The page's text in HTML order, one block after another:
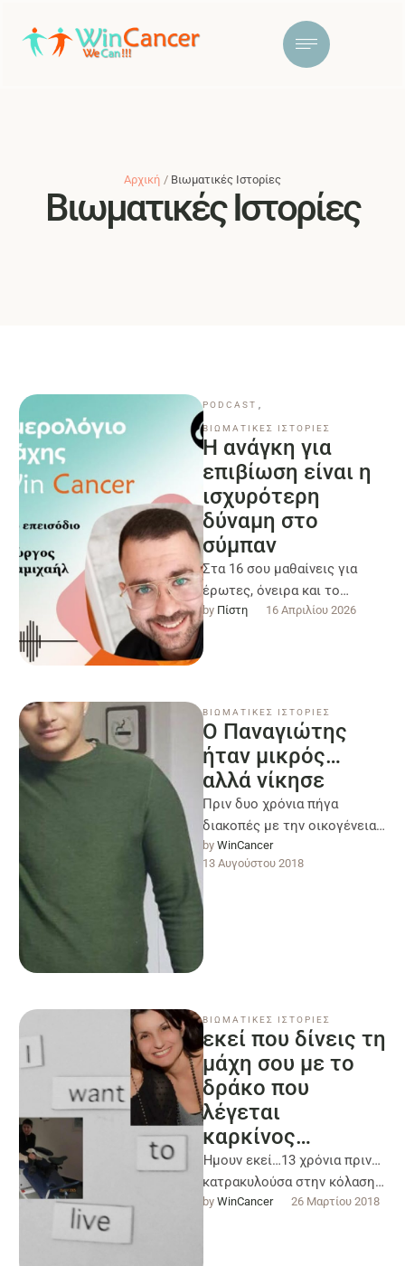
Αρχική / Βιωματικές Ιστορίες
Βιωματικές Ιστορίες
PODCAST
ΒΙΩΜΑΤΙΚΕΣ ΙΣΤΟΡΙΕΣ
Η ανάγκη για
επιβίωση είναι η
ισχυρότερη
δύναμη στο
σύμπαν
Στα 16 σου μαθαίνεις για
έρωτες, όνειρα και το
μέλλον. Ο Γιώργος στα 16
by Πίστη 16 Απριλίου 2026
ΒΙΩΜΑΤΙΚΕΣ ΙΣΤΟΡΙΕΣ
Ο Παναγιώτης
ήταν μικρός…
αλλά νίκησε
Πριν δυο χρόνια πήγα
διακοπές με την οικογένεια
μου καθώς περνούσαμε
ωραία μια νύχτα ήθελα να πιο
by WinCancer
13 Αυγούστου 2018
ΒΙΩΜΑΤΙΚΕΣ ΙΣΤΟΡΙΕΣ
εκεί που δίνεις τη
μάχη σου με το
δράκο που
λέγεται
καρκίνος…
Ήμουν εκεί…13 χρόνια πριν…
κατρακυλούσα στην κόλαση…
εκεί που τα σύννεφα
by WinCancer 26 Μαρτίου 2018